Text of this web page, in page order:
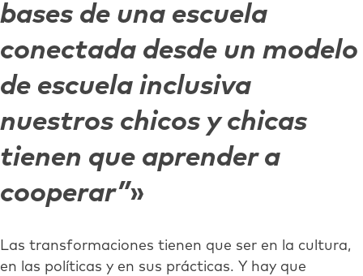
bases de una escuela
conectada desde un modelo
de escuela inclusiva
nuestros chicos y chicas
tienen que aprender a
cooperar”
Las transformaciones tienen que ser en la cultura,
en las políticas y en sus prácticas. Y hay que